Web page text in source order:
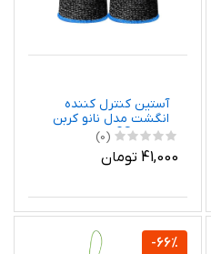
آستین کنترل کننده
انگشت مدل نانو کربن
کد GS1000
(0)
41,000 تومان
-66%